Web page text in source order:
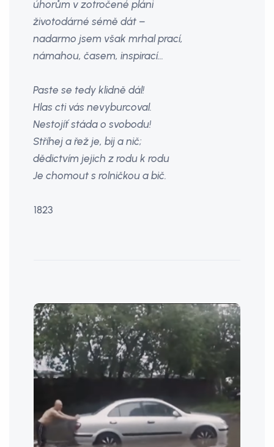
úhorům v zotročené pláni
životodárné sémě dát –
nadarmo jsem však mrhal prací,
námahou, časem, inspirací…
Paste se tedy klidně dál!
Hlas cti vás nevyburcoval.
Nestojíť stáda o svobodu!
Stříhej a řež je, bij a nič;
dědictvím jejich z rodu k rodu
Je chomout s rolničkou a bič.
1823